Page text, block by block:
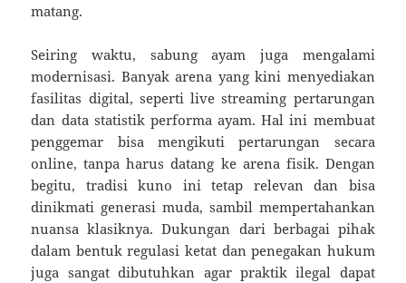
matang.
Seiring waktu, sabung ayam juga mengalami
modernisasi. Banyak arena yang kini menyediakan
fasilitas digital, seperti live streaming pertarungan
dan data statistik performa ayam. Hal ini membuat
penggemar bisa mengikuti pertarungan secara
online, tanpa harus datang ke arena fisik. Dengan
begitu, tradisi kuno ini tetap relevan dan bisa
dinikmati generasi muda, sambil mempertahankan
nuansa klasiknya. Dukungan dari berbagai pihak
dalam bentuk regulasi ketat dan penegakan hukum
juga sangat dibutuhkan agar praktik ilegal dapat